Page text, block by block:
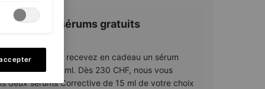
de vos sérums gratuits
CHF d'achat, recevez en cadeau un sérum
P-TIOX de 15 ml. Dès 230 CHF, nous vous
deux sérums Corrective de 15 ml de votre choix